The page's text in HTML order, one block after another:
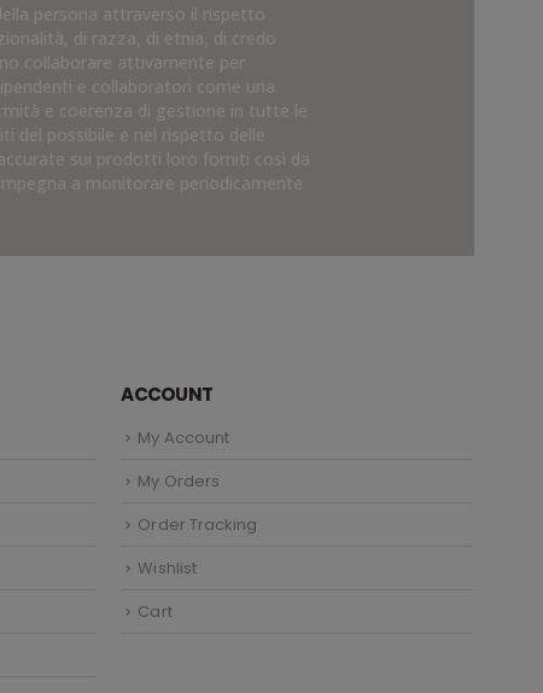
persona attraverso il rispetto
di razza, di etnia, di credo
collaborare attivamente per
e collaboratori come una
e coerenza di gestione in tutte le
del possibile e nel rispetto delle
sui prodotti loro forniti così da
a monitorare periodicamente
ACCOUNT
My Account
My Orders
Order Tracking
Wishlist
Cart